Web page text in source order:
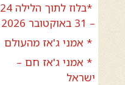
*בלוז לתוך הלילה 24
– 31 באוקטובר 2026
* אמני ג'אז מהעולם
* אמני ג'אז חם –
ישראל